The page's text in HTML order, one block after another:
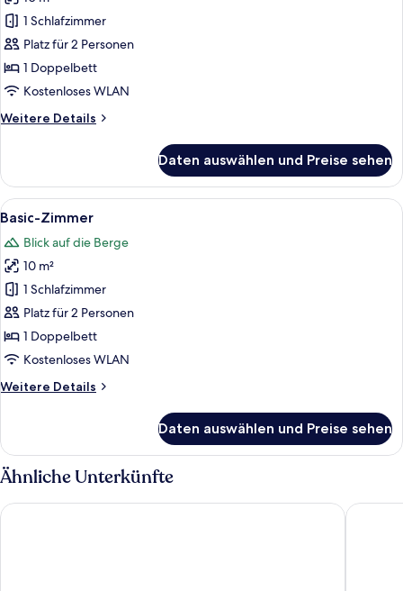
Doppelzimmer,
Bergblick
anzeigen
1 Schlafzimmer
Platz für 2 Personen
1 Doppelbett
Kostenloses WLAN
Weitere Details
Weitere
Doppelzimmer,
Bergblick
Daten auswählen und Preise sehen
Alle
Fotos
für
Basic-
Zimmer
anzeigen
Eine Berglandschaft mit blauem
14
Basic-Zimmer
Blick auf die Berge
10 m²
1 Schlafzimmer
Platz für 2 Personen
1 Doppelbett
Kostenloses WLAN
Weitere Details
Weitere
Zimmer
Daten auswählen und Preise sehen
Ähnliche Unterkünfte
Motel Gottardo Sud Albergo